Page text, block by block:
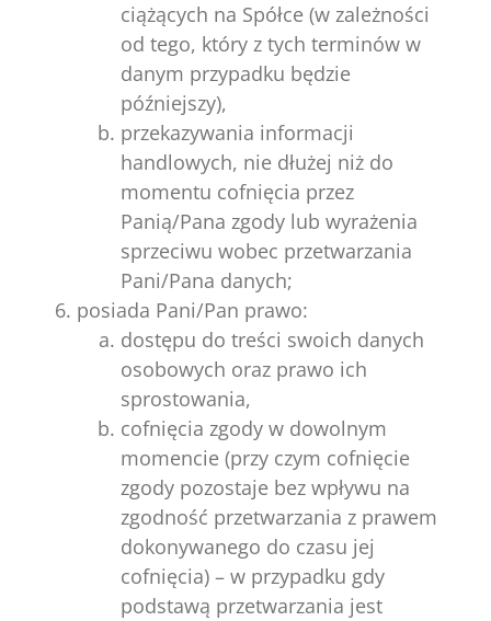
ciążących na Spółce (w zależności
od tego, który z tych terminów w
danym przypadku będzie
późniejszy),
przekazywania informacji
handlowych, nie dłużej niż do
momentu cofnięcia przez
Panią/Pana zgody lub wyrażenia
sprzeciwu wobec przetwarzania
Pani/Pana danych;
posiada Pani/Pan prawo:
dostępu do treści swoich danych
osobowych oraz prawo ich
sprostowania,
cofnięcia zgody w dowolnym
momencie (przy czym cofnięcie
zgody pozostaje bez wpływu na
zgodność przetwarzania z prawem
dokonywanego do czasu jej
cofnięcia) – w przypadku gdy
podstawą przetwarzania jest